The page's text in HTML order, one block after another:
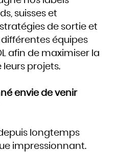
suisses et
de sortie et
différentes équipes
afin de maximiser la
leurs projets.
envie de venir
longtemps
impressionnant.